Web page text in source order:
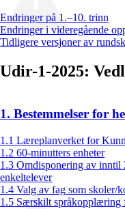
Endringer på 1.–10. trinn
Endringer i videregående
Tidligere versjoner av
Udir-1-2025:
1. Bestemmelser for
1.1 Læreplanverket for
1.2 60-minutters enheter
1.3 Omdisponering av inntil
enkeltelever
1.4 Valg av fag som skoler/
1.5 Særskilt språkopplæring